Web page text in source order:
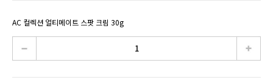
AC 컬렉션 얼티메이트 스팟 크림 30g